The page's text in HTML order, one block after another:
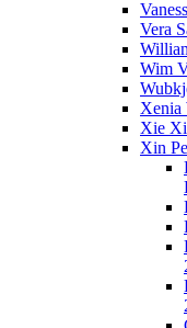
Vera
Wim
Xenia
Xie
Xin